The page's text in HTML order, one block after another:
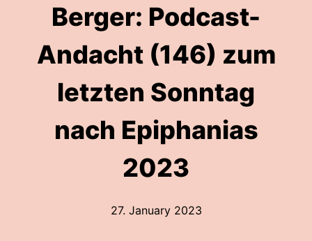
Berger: Podcast-
Andacht (146) zum
letzten Sonntag
nach Epiphanias
2023
27. January 2023